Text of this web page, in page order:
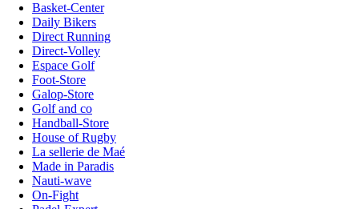
Basket-Center
Daily Bikers
Direct Running
Direct-Volley
Espace Golf
Foot-Store
Galop-Store
Golf and co
Handball-Store
House of Rugby
La sellerie de Maé
Made in Paradis
Nauti-wave
On-Fight